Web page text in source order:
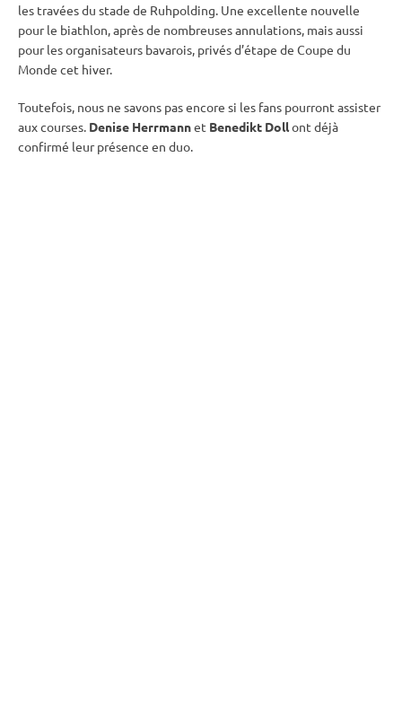
les travées du stade de Ruhpolding. Une excellente nouvelle
pour le biathlon, après de nombreuses annulations, mais aussi
pour les organisateurs bavarois, privés d’étape de Coupe du
Monde cet hiver.
Toutefois, nous ne savons pas encore si les fans pourront assister
aux courses. Denise Herrmannet Benedikt Dollont déjà
confirmé leur présence en duo.